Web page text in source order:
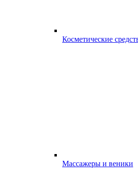
Косметические
Массажеры и веники